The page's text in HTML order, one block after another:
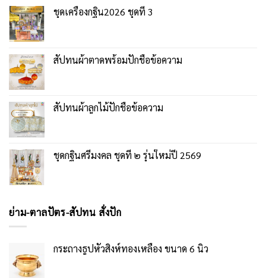
ชุดเครื่องกฐิน2026 ชุดที่ 3
สัปทนผ้าตาดพร้อมปักชื่อข้อความ
สัปทนผ้าลูกไม้ปักชื่อข้อความ
ชุดกฐินศรีมงคล ชุดที่ ๒ รุ่นใหม่ปี 2569
ย่าม-ตาลปัตร-สัปทน สั่งปัก
กระถางธูปหัวสิงห์ทองเหลือง ขนาด 6 นิ้ว